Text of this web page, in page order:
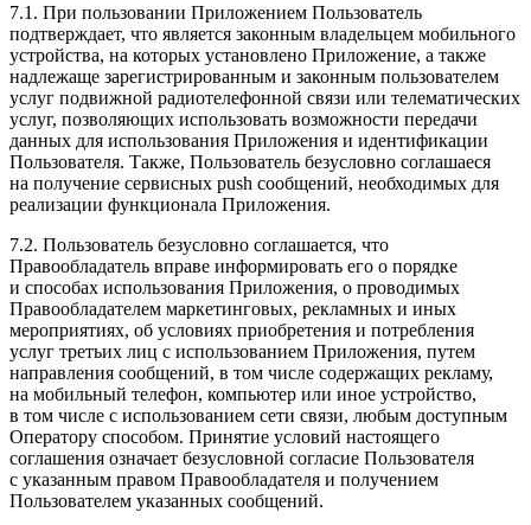
7.1. При пользовании Приложением Пользователь
подтверждает, что является законным владельцем мобильного
устройства, на которых установлено Приложение, а также
надлежаще зарегистрированным и законным пользователем
услуг подвижной радиотелефонной связи или телематических
услуг, позволяющих использовать возможности передачи
данных для использования Приложения и идентификации
Пользователя. Также, Пользователь безусловно соглашаеся
на получение сервисных push сообщений, необходимых для
реализации функционала Приложения.
7.2. Пользователь безусловно соглашается, что
Правообладатель вправе информировать его о порядке
и способах использования Приложения, о проводимых
Правообладателем маркетинговых, рекламных и иных
мероприятиях, об условиях приобретения и потребления
услуг третьих лиц с использованием Приложения, путем
направления сообщений, в том числе содержащих рекламу,
на мобильный телефон, компьютер или иное устройство,
в том числе с использованием сети связи, любым доступным
Оператору способом. Принятие условий настоящего
соглашения означает безусловной согласие Пользователя
с указанным правом Правообладателя и получением
Пользователем указанных сообщений.